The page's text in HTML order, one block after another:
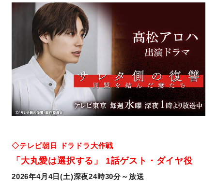
◇テレビ朝日 ドラドラ大作戦
「大丸愛は選択する」 1話ゲスト・ダイヤ役
2026年4月4日(土)深夜24時30分～放送